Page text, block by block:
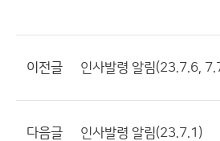
이전글 인사발령 알림(23.7.6,
다음글 인사발령 알림(23.7.1)